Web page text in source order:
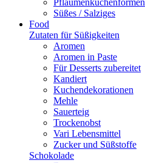
Pflaumenkuchenformen
Süßes / Salziges
Food
Zutaten für Süßigkeiten
Aromen
Aromen in Paste
Für Desserts zubereitet
Kandiert
Kuchendekorationen
Mehle
Sauerteig
Trockenobst
Vari Lebensmittel
Zucker und Süßstoffe
Schokolade